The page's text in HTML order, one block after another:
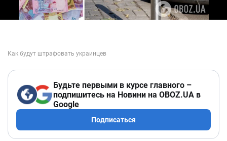
Будьте первыми в курсе главного –
подпишитесь на Новини на OBOZ.UA в
Google
Подписаться